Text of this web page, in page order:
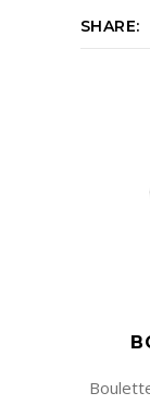
SHARE: